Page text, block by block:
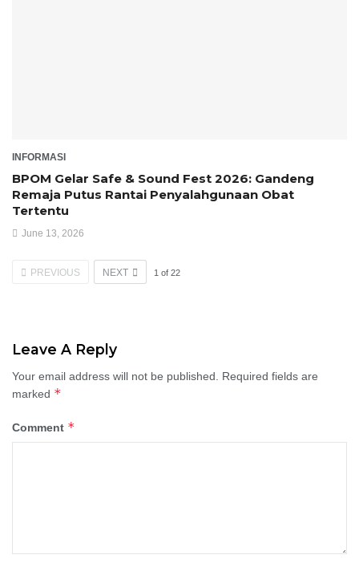
INFORMASI
BPOM Gelar Safe & Sound Fest 2026: Gandeng
Remaja Putus Rantai Penyalahgunaan Obat
Tertentu
June 13, 2026
PREVIOUS NEXT 1 of 22
Leave A Reply
Your email address will not be published.
Required fields are
marked *
Comment *